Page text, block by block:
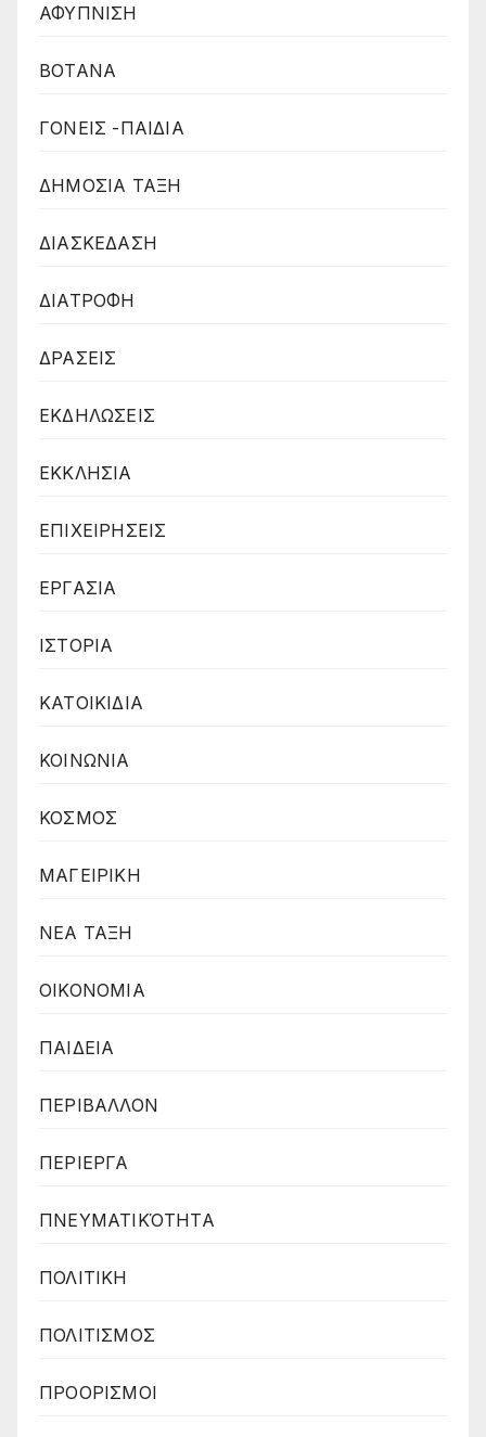
ΑΦΥΠΝΙΣΗ
ΒΟΤΑΝΑ
ΓΟΝΕΙΣ -ΠΑΙΔΙΑ
ΔΗΜΟΣΙΑ ΤΑΞΗ
ΔΙΑΣΚΕΔΑΣΗ
ΔΙΑΤΡΟΦΗ
ΔΡΑΣΕΙΣ
ΕΚΔΗΛΩΣΕΙΣ
ΕΚΚΛΗΣΙΑ
ΕΠΙΧΕΙΡΗΣΕΙΣ
ΕΡΓΑΣΙΑ
ΙΣΤΟΡΙΑ
ΚΑΤΟΙΚΙΔΙΑ
ΚΟΙΝΩΝΙΑ
ΚΟΣΜΟΣ
ΜΑΓΕΙΡΙΚΗ
ΝΕΑ ΤΑΞΗ
ΟΙΚΟΝΟΜΙΑ
ΠΑΙΔΕΙΑ
ΠΕΡΙΒΑΛΛΟΝ
ΠΕΡΙΕΡΓΑ
ΠΝΕΥΜΑΤΙΚΌΤΗΤΑ
ΠΟΛΙΤΙΚΗ
ΠΟΛΙΤΙΣΜΟΣ
ΠΡΟΟΡΙΣΜΟΙ